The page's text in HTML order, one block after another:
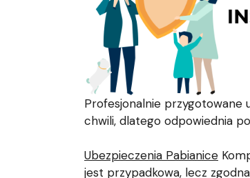
Profesjonalnie przygotowane
chwili, dlatego odpowiednia
Ubezpieczenia Pabianice
jest przypadkowa, lecz